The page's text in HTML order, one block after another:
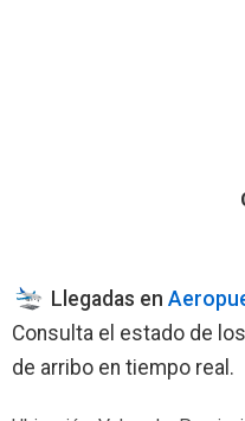
Llegadas en
Consulta el estado de
de arribo en tiempo real.